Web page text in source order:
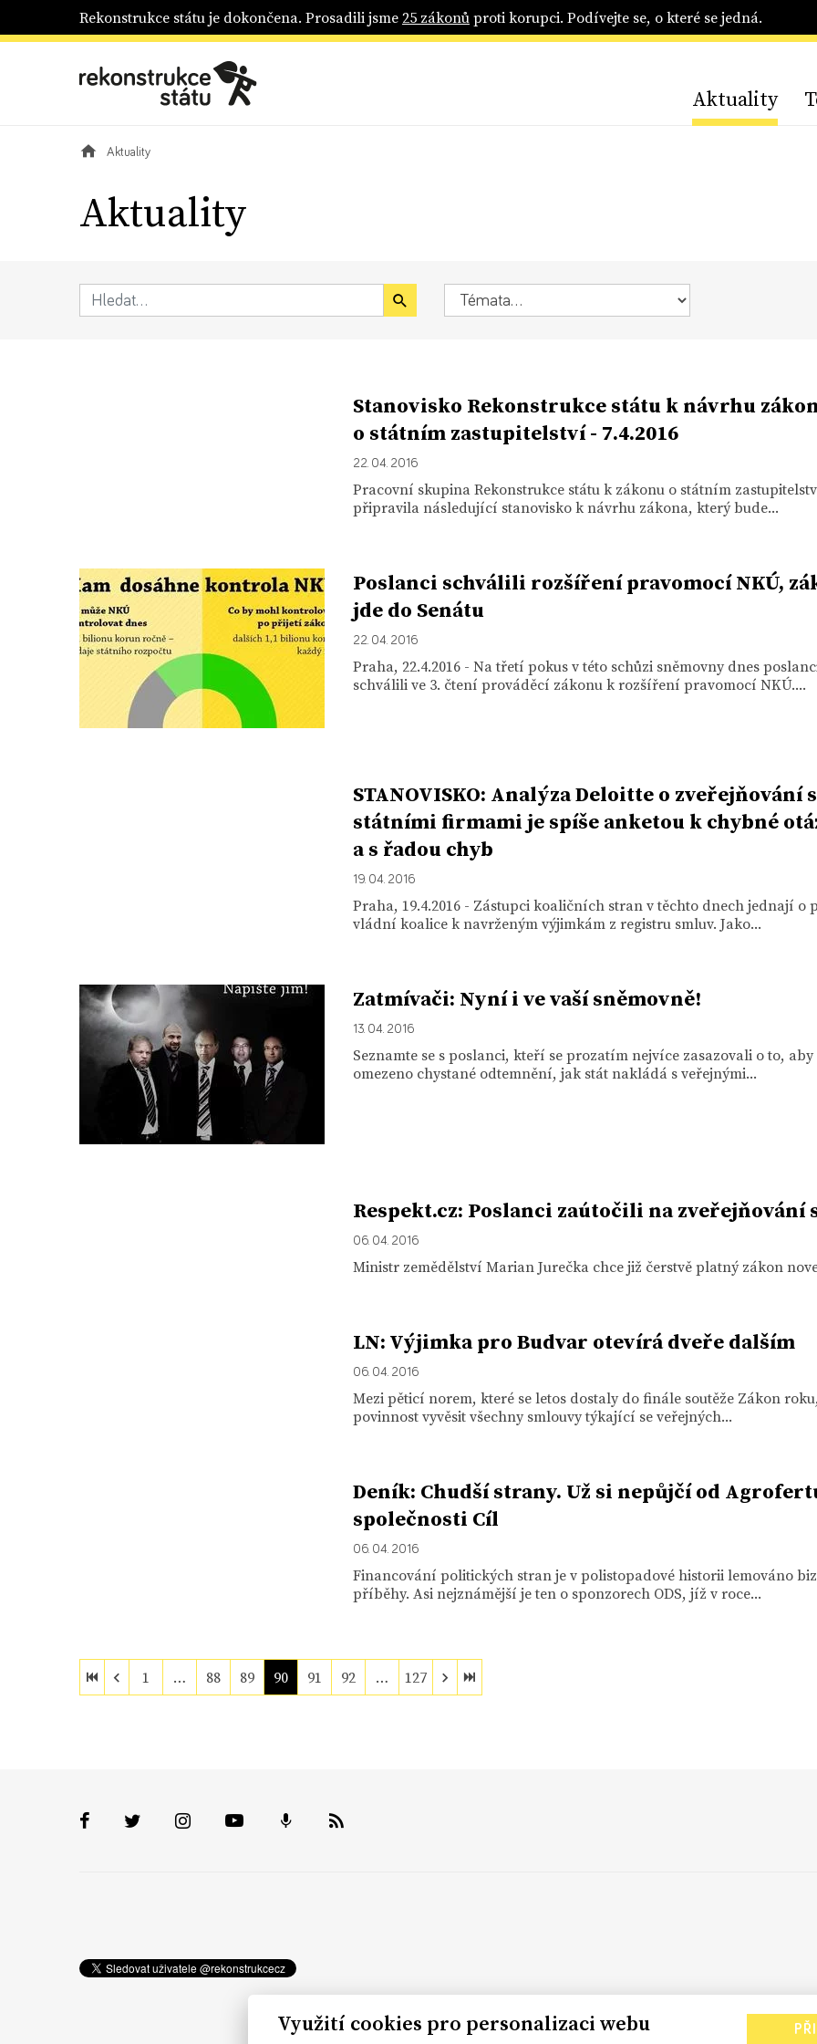
Rekonstrukce státu je dokončena. Prosadili jsme25 zákonůproti korupci. Podívejte se, o které se jedná.
Aktuality
Aktuality
Aktuality
Stanovisko Rekonstrukce státu k návrhu
o státním zastupitelství - 7.4.2016
22. 04. 2016
Pracovní skupina Rekonstrukce státu k zákonu o státním
připravila následující stanovisko k návrhu zákona, který bude...
Poslanci schválili rozšíření pravomocí NKÚ,
jde do Senátu
22. 04. 2016
Praha, 22.4.2016 - Na třetí pokus v této schůzi sněmovny dnes
schválili ve 3. čtení prováděcí zákonu k rozšíření pravomocí NKÚ....
STANOVISKO: Analýza Deloitte o zveřejňování
státními firmami je spíše anketou k chybné
a s řadou chyb
19. 04. 2016
Praha, 19.4.2016 - Zástupci koaličních stran v těchto dnech jednají o
vládní koalice k navrženým výjimkám z registru smluv. Jako...
Zatmívači: Nyní i ve vaší sněmovně!
13. 04. 2016
Seznamte se s poslanci, kteří se prozatím nejvíce zasazovali o to,
omezeno chystané odtemnění, jak stát nakládá s veřejnými...
Respekt.cz: Poslanci zaútočili na zveřejňování
06. 04. 2016
Ministr zemědělství Marian Jurečka chce již čerstvě platný zákon
LN: Výjimka pro Budvar otevírá dveře dalším
06. 04. 2016
Mezi pěticí norem, které se letos dostaly do finále soutěže Zákon
povinnost vyvěsit všechny smlouvy týkající se veřejných...
Deník: Chudší strany. Už si nepůjčí od
společnosti Cíl
06. 04. 2016
Financování politických stran je v polistopadové historii lemováno
příběhy. Asi nejznámější je ten o sponzorech ODS, jíž v roce...
1 … 88 89 90 91 92 … 127
Využití cookies pro personalizaci webu